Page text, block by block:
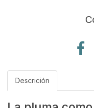
Descrición